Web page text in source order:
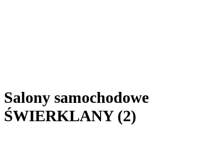
Salony samochodowe
ŚWIERKLANY (2)